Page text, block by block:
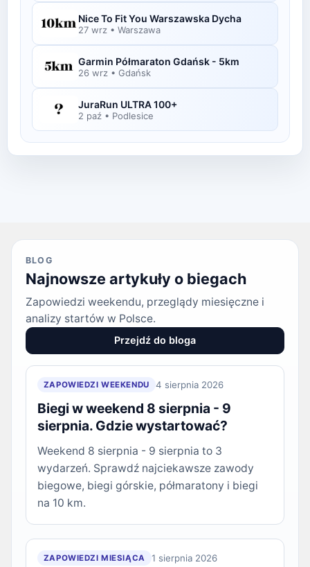
Nice To Fit You Warszawska Dycha
27 wrz • Warszawa
Garmin Półmaraton Gdańsk - 5km
26 wrz • Gdańsk
JuraRun ULTRA 100+
2 paź • Podlesice
BLOG
Najnowsze artykuły o biegach
Zapowiedzi weekendu, przeglądy miesięczne i
analizy startów w Polsce.
Przejdź do bloga
ZAPOWIEDZI WEEKENDU 4 sierpnia 2026
Biegi w weekend 8 sierpnia - 9
sierpnia. Gdzie wystartować?
Weekend 8 sierpnia - 9 sierpnia to 3
wydarzeń. Sprawdź najciekawsze zawody
biegowe, biegi górskie, półmaratony i biegi
na 10 km.
ZAPOWIEDZI MIESIĄCA 1 sierpnia 2026